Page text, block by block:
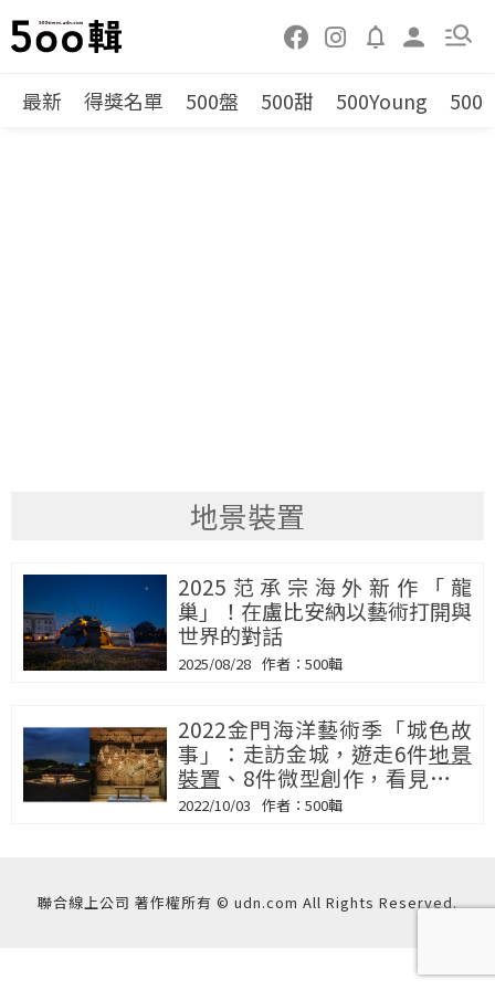
最新 得獎名單 500盤 500甜 500Young 500
地景裝置
2025范承宗海外新作「龍
巢」！在盧比安納以藝術打開與
世界的對話
2025/08/28 500輯
2022金門海洋藝術季「城色故
事」：走訪金城，遊走6件地景
裝置 、8件微型創作，看見不一
樣的金門
2022/10/03 500輯
聯合線上公司 著作權所有 © udn.com All Rights Reserved.